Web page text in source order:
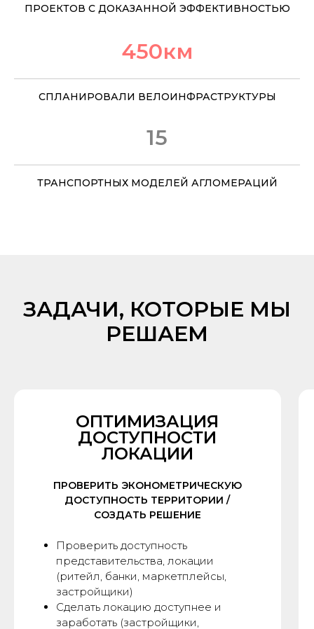
ПРОЕКТОВ С ДОКАЗАННОЙ ЭФФЕКТИВНОСТЬЮ
450км
СПЛАНИРОВАЛИ ВЕЛОИНФРАСТРУКТУРЫ
15
ТРАНСПОРТНЫХ МОДЕЛЕЙ АГЛОМЕРАЦИЙ
ЗАДАЧИ, КОТОРЫЕ МЫ
РЕШАЕМ
ОПТИМИЗАЦИЯ
ДОСТУПНОСТИ
ЛОКАЦИИ
ПРОВЕРИТЬ ЭКОНОМЕТРИЧЕСКУЮ
ДОСТУПНОСТЬ ТЕРРИТОРИИ /
СОЗДАТЬ РЕШЕНИЕ
Проверить доступность
представительства, локации
(ритейл, банки, маркетплейсы,
застройщики)
Сделать локацию доступнее и
заработать (застройщики,